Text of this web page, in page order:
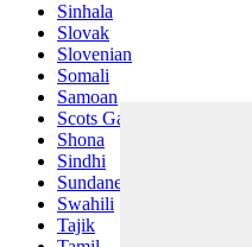
Sinhala
Slovak
Slovenian
Somali
Samoan
Scots Gaelic
Shona
Sindhi
Sundanese
Swahili
Tajik